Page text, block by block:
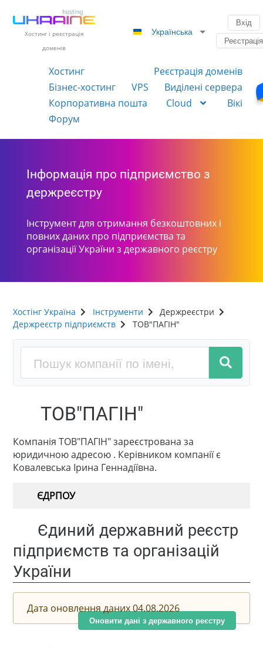
Хостинг і реєстрація
доменів
Українська
Вхід
Реєстрація
Хостинг
Реєстрація доменів
Бізнес-хостинг
VPS
Виділені сервера
Корпоративна пошта
Cloud
Вікі
Форум
Інформація про підприємство з
держреєстру
Інструмент для отримання безкоштовних і
повних даних про підприємства та
організації України з державного реєстру
Хостінг Україна Інструменти
Держреєстри
Держреєстр підприємств
ТОВ"ПАГІН"
ТОВ"ПАГІН"
Компанія ТОВ"ПАГІН" зареєстрована за
юридичною адресою . Керівником компанії є
Ковалевська Ірина Геннадіївна.
ЄДРПОУ
Єдиний державний реєстр
підприємств та організацій
України
Дата оновлення даних 04.08.2026
Оновити дані з державного реєстру